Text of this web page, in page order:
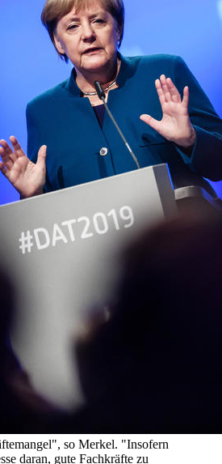
so Merkel. "Insofern
daran, gute Fachkräfte zu